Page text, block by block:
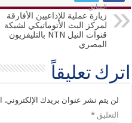
السابق
زيارة عملية للإذاعيين الأفارقة
لمركز البث الأتوماتيكي لشبكة
قنوات النيل NTN بالتليفزيون
المصري
اترك تعليقاً
لن يتم نشر عنوان بريدك الإلكتروني.
التعليق*